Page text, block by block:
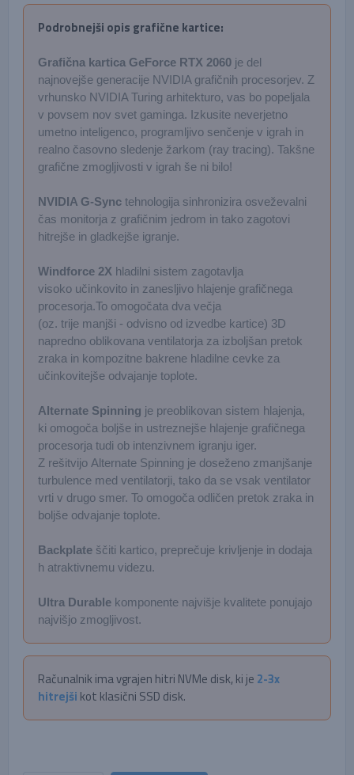
Podrobnejši opis grafične kartice:
Grafična kartica GeForce RTX 2060 je del
najnovejše generacije NVIDIA grafičnih procesorjev. Z
vrhunsko NVIDIA Turing arhitekturo, vas bo popeljala
v povsem nov svet gaminga. Izkusite neverjetno
umetno inteligenco, programljivo senčenje v igrah in
realno časovno sledenje žarkom (ray tracing). Takšne
grafične zmogljivosti v igrah še ni bilo!
NVIDIA G-Sync tehnologija sinhronizira osveževalni
čas monitorja z grafičnim jedrom in tako zagotovi
hitrejše in gladkejše igranje.
Windforce 2X hladilni sistem zagotavlja
visoko učinkovito in zanesljivo hlajenje grafičnega
procesorja.To omogočata dva večja
(oz. trije manjši - odvisno od izvedbe kartice) 3D
napredno oblikovana ventilatorja za izboljšan pretok
zraka in kompozitne bakrene hladilne cevke za
učinkovitejše odvajanje toplote.
Alternate Spinning je preoblikovan sistem hlajenja,
ki omogoča boljše in ustreznejše hlajenje grafičnega
procesorja tudi ob intenzivnem igranju iger.
Z rešitvijo Alternate Spinning je doseženo zmanjšanje
turbulence med ventilatorji, tako da se vsak ventilator
vrti v drugo smer. To omogoča odličen pretok zraka in
boljše odvajanje toplote.
Backplate ščiti kartico, preprečuje krivljenje in dodaja
h atraktivnemu videzu.
Ultra Durable komponente najvišje kvalitete ponujajo
najvišjo zmogljivost.
Računalnik ima vgrajen hitri NVMe disk, ki je 2-3x
hitrejši kot klasični SSD disk.